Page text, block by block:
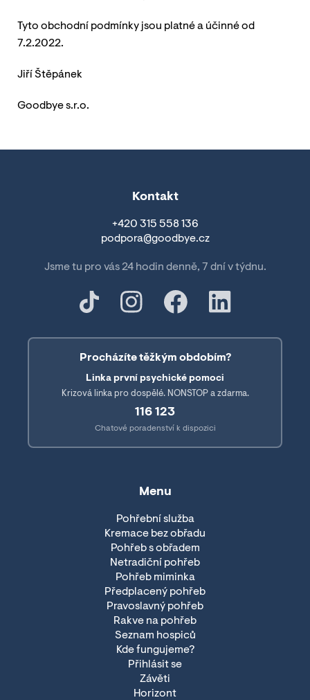
Tyto obchodní podmínky jsou platné a účinné od
7.2.2022.
Jiří Štěpánek
Goodbye s.r.o.
Kontakt
+420 315 558 136
podpora@goodbye.cz
Jsme tu pro vás 24 hodin denně, 7 dní v týdnu.
Procházíte těžkým obdobím?
Linka první psychické pomoci
Krizová linka pro dospělé. NONSTOP a zdarma.
116 123
Chatové poradenství k dispozici
Menu
Pohřební služba
Kremace bez obřadu
Pohřeb s obřadem
Netradiční pohřeb
Pohřeb miminka
Předplacený pohřeb
Pravoslavný pohřeb
Rakve na pohřeb
Seznam hospiců
Kde fungujeme?
Přihlásit se
Závěti
Horizont